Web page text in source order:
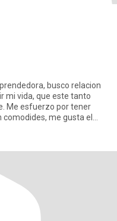
busco relacion
este tanto
Me esfuerzo por tener